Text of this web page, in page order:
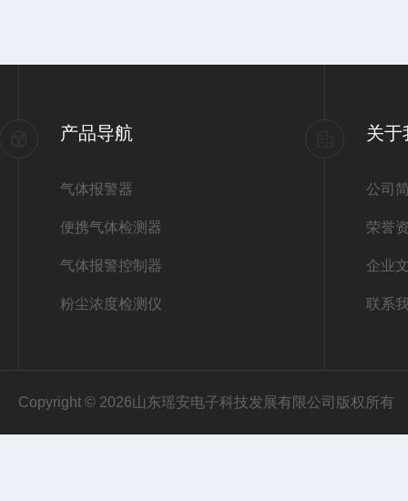
产品导航
气体报警器
便携气体检测器
气体报警控制器
粉尘浓度检测仪
关于
公司
荣誉
企业
联系
Copyright © 2026山东瑶安电子科技发展有限公司版权所有